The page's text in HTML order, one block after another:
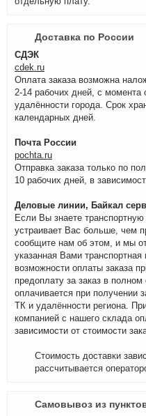
Доставка по России
СДЭК
cdek.ru
Оплата заказа возможна
2-14 рабочих дней, с момента
удалённости города. Срок
календарных дней.
Почта России
pochta.ru
Отправка заказа только по
10 рабочих дней, в
Деловые линии, Байкал
Если Вы знаете
устраивает Вас больше, чем
сообщите нам об этом, и мы
указанная Вами
возможности оплаты заказа
предоплату за заказ в
оплачивается при получении
ТК и удалённости региона.
компанией с нашего склада
зависимости от стоимости
Стоимость доставки
рассчитывается
Самовывоз из